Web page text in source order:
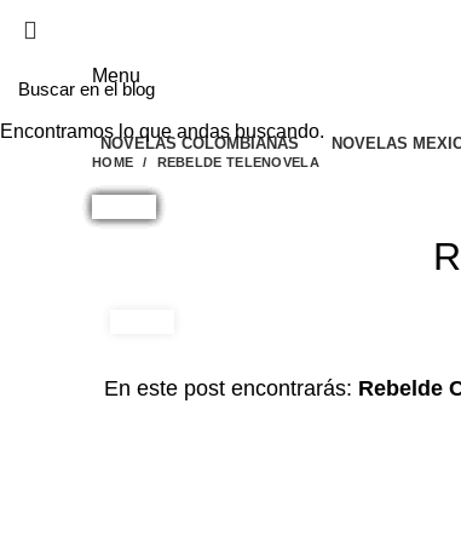
Menu
NOVELAS COLOMBIANAS NOVELAS
HOME REBELDE TELENOVELA
En este post encontrarás: Rebelde
Encontramos lo que andas buscando.